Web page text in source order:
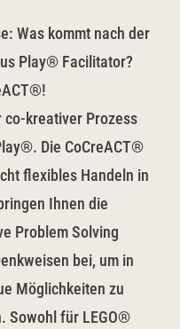
Was kommt nach der
Play® Facilitator?
kreativer Prozess
Die CoCreACT®
flexibles Handeln in
Ihnen die
Problem Solving
bei, um in
Möglichkeiten zu
Sowohl für LEGO®